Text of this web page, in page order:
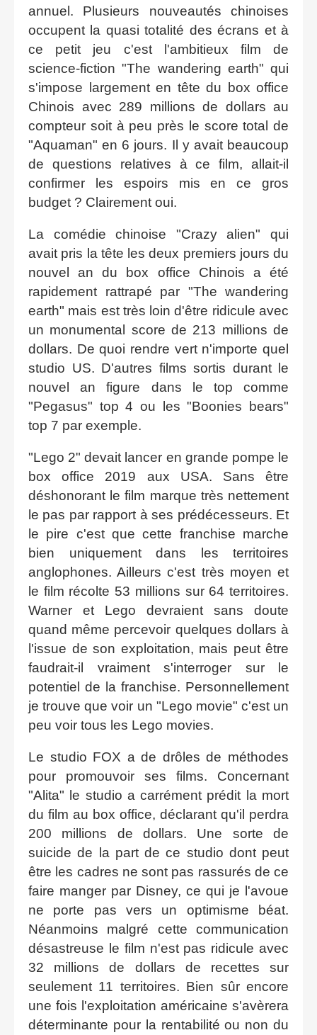
annuel. Plusieurs nouveautés chinoises
occupent la quasi totalité des écrans et à
ce petit jeu c'est l'ambitieux film de
science-fiction "The wandering earth" qui
s'impose largement en tête du box office
Chinois avec 289 millions de dollars au
compteur soit à peu près le score total de
"Aquaman" en 6 jours. Il y avait beaucoup
de questions relatives à ce film, allait-il
confirmer les espoirs mis en ce gros
budget ? Clairement oui.
La comédie chinoise "Crazy alien" qui
avait pris la tête les deux premiers jours du
nouvel an du box office Chinois a été
rapidement rattrapé par "The wandering
earth" mais est très loin d'être ridicule avec
un monumental score de 213 millions de
dollars. De quoi rendre vert n'importe quel
studio US. D'autres films sortis durant le
nouvel an figure dans le top comme
"Pegasus" top 4 ou les "Boonies bears"
top 7 par exemple.
"Lego 2" devait lancer en grande pompe le
box office 2019 aux USA. Sans être
déshonorant le film marque très nettement
le pas par rapport à ses prédécesseurs. Et
le pire c'est que cette franchise marche
bien uniquement dans les territoires
anglophones. Ailleurs c'est très moyen et
le film récolte 53 millions sur 64 territoires.
Warner et Lego devraient sans doute
quand même percevoir quelques dollars à
l'issue de son exploitation, mais peut être
faudrait-il vraiment s'interroger sur le
potentiel de la franchise. Personnellement
je trouve que voir un "Lego movie" c'est un
peu voir tous les Lego movies.
Le studio FOX a de drôles de méthodes
pour promouvoir ses films. Concernant
"Alita" le studio a carrément prédit la mort
du film au box office, déclarant qu'il perdra
200 millions de dollars. Une sorte de
suicide de la part de ce studio dont peut
être les cadres ne sont pas rassurés de ce
faire manger par Disney, ce qui je l'avoue
ne porte pas vers un optimisme béat.
Néanmoins malgré cette communication
désastreuse le film n'est pas ridicule avec
32 millions de dollars de recettes sur
seulement 11 territoires. Bien sûr encore
une fois l'exploitation américaine s'avèrera
déterminante pour la rentabilité ou non du